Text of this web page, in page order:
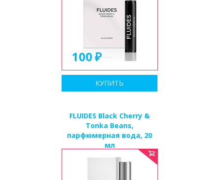
100
КУПИТЬ
FLUIDES Black Cherry &
Tonka Beans,
парфюмерная вода, 20
мл